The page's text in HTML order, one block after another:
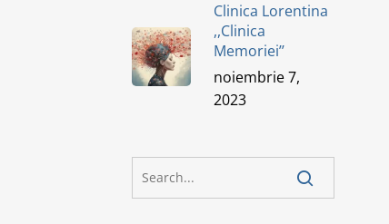
Clinica Lorentina
,,Clinica
Memoriei’’
noiembrie 7,
2023